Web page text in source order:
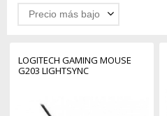
Precio más bajo
LOGITECH GAMING MOUSE
G203 LIGHTSYNC